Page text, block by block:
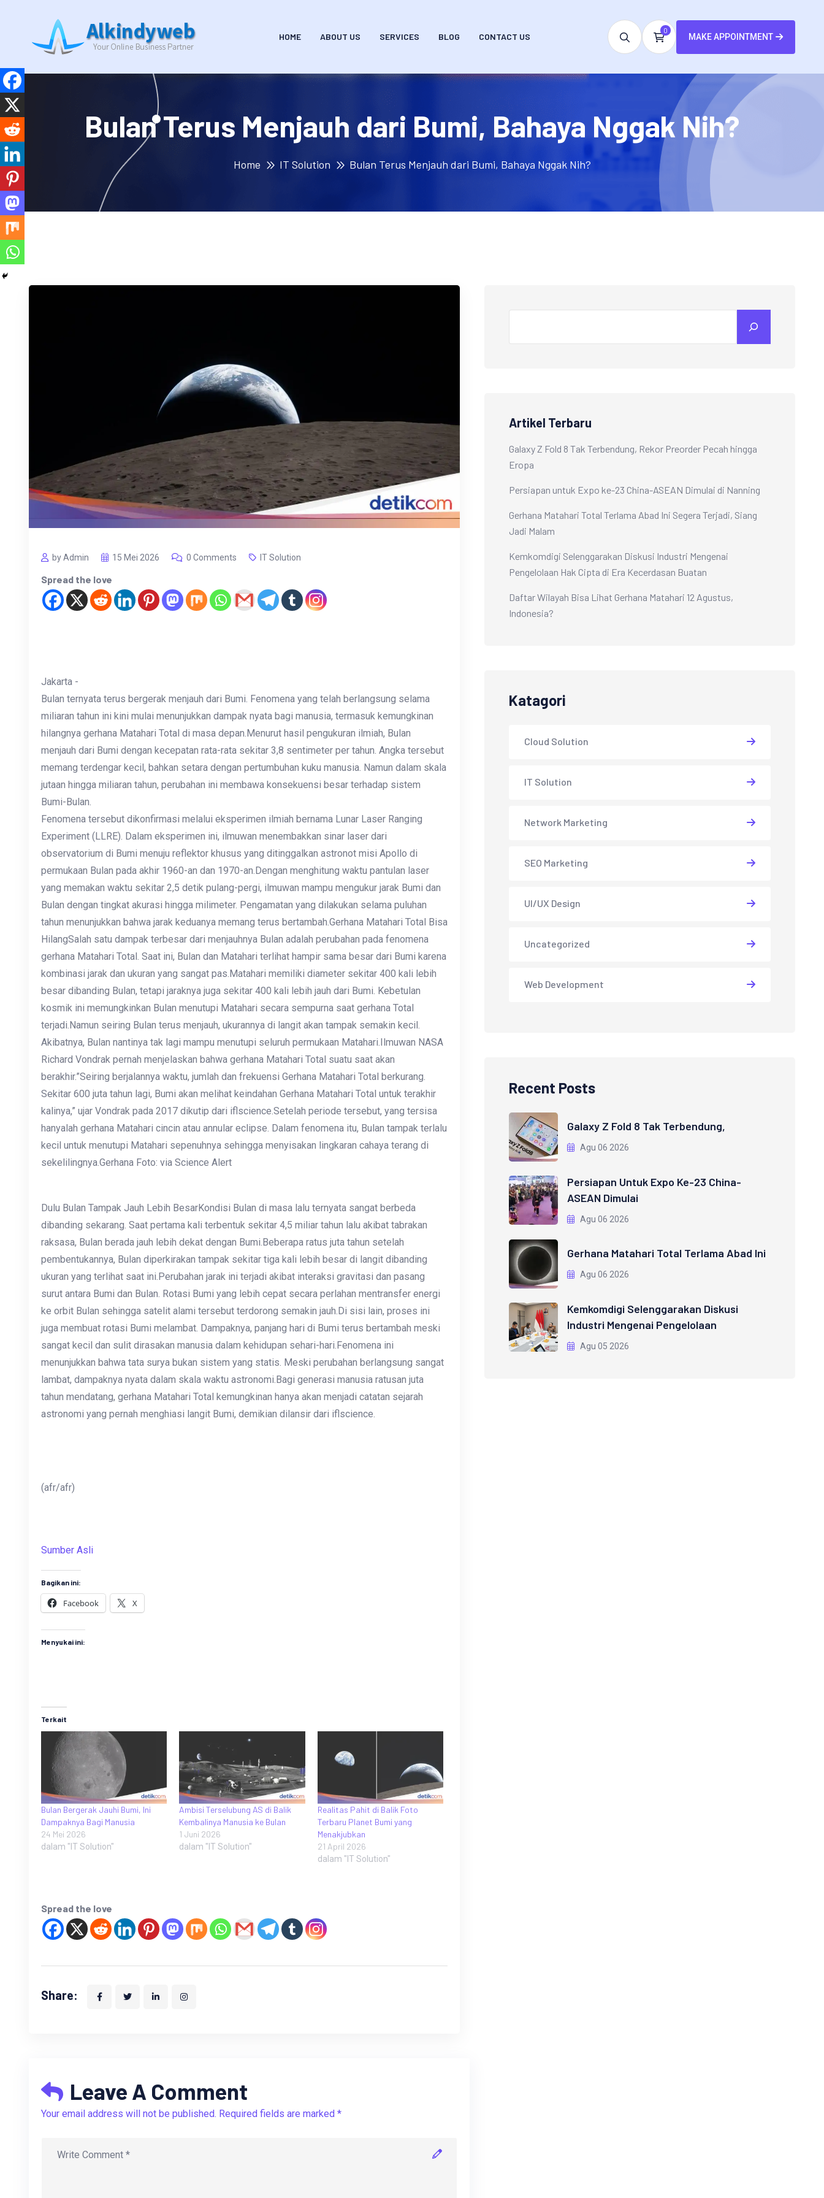
HOME ABOUT US SERVICES BLOG CONTACT US
0
MAKE APPOINTMENT
Bulan Terus Menjauh dari Bumi, Bahaya Nggak Nih?
Home IT Solution Bulan Terus Menjauh dari Bumi, Bahaya Nggak Nih?
by Admin 15 Mei 2026 0 Comments IT Solution
Spread the love
Jakarta -
Bulan ternyata terus bergerak menjauh dari Bumi. Fenomena yang telah berlangsung selama
miliaran tahun ini kini mulai menunjukkan dampak nyata bagi manusia, termasuk kemungkinan
hilangnya gerhana Matahari Total di masa depan.Menurut hasil pengukuran ilmiah, Bulan
menjauh dari Bumi dengan kecepatan rata-rata sekitar 3,8 sentimeter per tahun. Angka tersebut
memang terdengar kecil, bahkan setara dengan pertumbuhan kuku manusia. Namun dalam skala
jutaan hingga miliaran tahun, perubahan ini membawa konsekuensi besar terhadap sistem
Bumi-Bulan.
Fenomena tersebut dikonfirmasi melalui eksperimen ilmiah bernama Lunar Laser Ranging
Experiment (LLRE). Dalam eksperimen ini, ilmuwan menembakkan sinar laser dari
observatorium di Bumi menuju reflektor khusus yang ditinggalkan astronot misi Apollo di
permukaan Bulan pada akhir 1960-an dan 1970-an.Dengan menghitung waktu pantulan laser
yang memakan waktu sekitar 2,5 detik pulang-pergi, ilmuwan mampu mengukur jarak Bumi dan
Bulan dengan tingkat akurasi hingga milimeter. Pengamatan yang dilakukan selama puluhan
tahun menunjukkan bahwa jarak keduanya memang terus bertambah.Gerhana Matahari Total Bisa
HilangSalah satu dampak terbesar dari menjauhnya Bulan adalah perubahan pada fenomena
gerhana Matahari Total. Saat ini, Bulan dan Matahari terlihat hampir sama besar dari Bumi karena
kombinasi jarak dan ukuran yang sangat pas.Matahari memiliki diameter sekitar 400 kali lebih
besar dibanding Bulan, tetapi jaraknya juga sekitar 400 kali lebih jauh dari Bumi. Kebetulan
kosmik ini memungkinkan Bulan menutupi Matahari secara sempurna saat gerhana Total
terjadi.Namun seiring Bulan terus menjauh, ukurannya di langit akan tampak semakin kecil.
Akibatnya, Bulan nantinya tak lagi mampu menutupi seluruh permukaan Matahari.Ilmuwan NASA
Richard Vondrak pernah menjelaskan bahwa gerhana Matahari Total suatu saat akan
berakhir.”Seiring berjalannya waktu, jumlah dan frekuensi Gerhana Matahari Total berkurang.
Sekitar 600 juta tahun lagi, Bumi akan melihat keindahan Gerhana Matahari Total untuk terakhir
kalinya,” ujar Vondrak pada 2017 dikutip dari iflscience.Setelah periode tersebut, yang tersisa
hanyalah gerhana Matahari cincin atau annular eclipse. Dalam fenomena itu, Bulan tampak terlalu
kecil untuk menutupi Matahari sepenuhnya sehingga menyisakan lingkaran cahaya terang di
sekelilingnya.Gerhana Foto: via Science Alert
Dulu Bulan Tampak Jauh Lebih BesarKondisi Bulan di masa lalu ternyata sangat berbeda
dibanding sekarang. Saat pertama kali terbentuk sekitar 4,5 miliar tahun lalu akibat tabrakan
raksasa, Bulan berada jauh lebih dekat dengan Bumi.Beberapa ratus juta tahun setelah
pembentukannya, Bulan diperkirakan tampak sekitar tiga kali lebih besar di langit dibanding
ukuran yang terlihat saat ini.Perubahan jarak ini terjadi akibat interaksi gravitasi dan pasang
surut antara Bumi dan Bulan. Rotasi Bumi yang lebih cepat secara perlahan mentransfer energi
ke orbit Bulan sehingga satelit alami tersebut terdorong semakin jauh.Di sisi lain, proses ini
juga membuat rotasi Bumi melambat. Dampaknya, panjang hari di Bumi terus bertambah meski
sangat kecil dan sulit dirasakan manusia dalam kehidupan sehari-hari.Fenomena ini
menunjukkan bahwa tata surya bukan sistem yang statis. Meski perubahan berlangsung sangat
lambat, dampaknya nyata dalam skala waktu astronomi.Bagi generasi manusia ratusan juta
tahun mendatang, gerhana Matahari Total kemungkinan hanya akan menjadi catatan sejarah
astronomi yang pernah menghiasi langit Bumi, demikian dilansir dari iflscience.
(afr/afr)
Sumber Asli
Bagikan ini:
Facebook X
Menyukai ini:
Terkait
Bulan Bergerak Jauhi Bumi, Ini
Dampaknya Bagi Manusia
24 Mei 2026
dalam "IT Solution"
Ambisi Terselubung AS di Balik
Kembalinya Manusia ke Bulan
1 Juni 2026
dalam "IT Solution"
Realitas Pahit di Balik Foto
Terbaru Planet Bumi yang
Menakjubkan
21 April 2026
dalam "IT Solution"
Spread the love
Share:
Leave A Comment
Your email address will not be published. Required fields are marked *
Artikel Terbaru
Galaxy Z Fold 8 Tak Terbendung, Rekor Preorder Pecah hingga
Eropa
Persiapan untuk Expo ke-23 China-ASEAN Dimulai di Nanning
Gerhana Matahari Total Terlama Abad Ini Segera Terjadi, Siang
Jadi Malam
Kemkomdigi Selenggarakan Diskusi Industri Mengenai
Pengelolaan Hak Cipta di Era Kecerdasan Buatan
Daftar Wilayah Bisa Lihat Gerhana Matahari 12 Agustus,
Indonesia?
Katagori
Cloud Solution
IT Solution
Network Marketing
SEO Marketing
UI/UX Design
Uncategorized
Web Development
Recent Posts
Galaxy Z Fold 8 Tak Terbendung,
Agu 06 2026
Persiapan Untuk Expo Ke-23 China-
ASEAN Dimulai
Agu 06 2026
Gerhana Matahari Total Terlama Abad Ini
Agu 06 2026
Kemkomdigi Selenggarakan Diskusi
Industri Mengenai Pengelolaan
Agu 05 2026